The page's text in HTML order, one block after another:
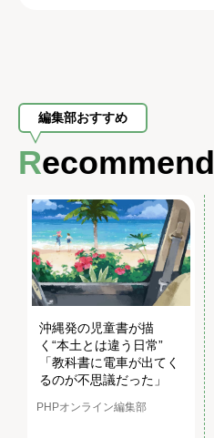
編集部おすすめ
Recommend
沖縄発の児童書が描
く“本土とは違う日常”
「教科書に電車が出てく
るのが不思議だった」
PHPオンライン編集部